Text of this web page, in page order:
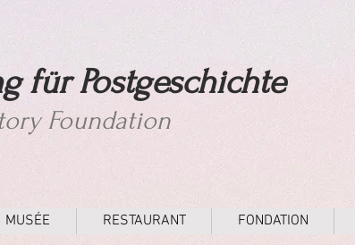
für Postgeschichte
Foundation
MUSÉE RESTAURANT FONDATION